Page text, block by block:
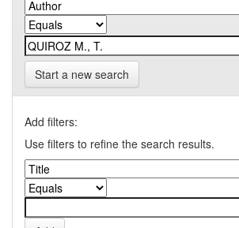
Start a new search
Add filters:
Use filters to refine the search results.